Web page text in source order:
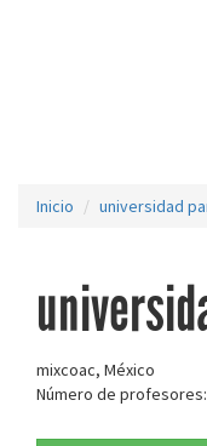
Inicio universidad
mixcoac, México
Número de